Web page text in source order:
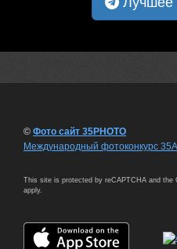
© Фото сайт 35PHOTO
Международный фотоконкурс
This site is protected by reCAPTCHA and the
apply.